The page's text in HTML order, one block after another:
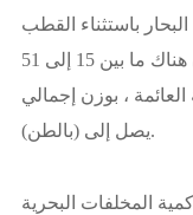
باستثناء القطب
الشمالي. لقد قدروا أنه في المحيط كان هناك ما بين 15 إلى 51
، بوزن إجمالي
يصل إلى (بالطن).
المخلفات البحرية